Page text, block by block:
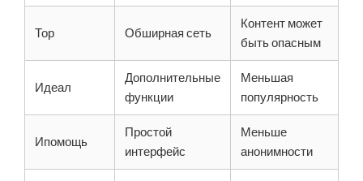
Тор Обширная сеть
Контент может
быть опасным
Идеал
Дополнительные
функции
Меньшая
популярность
Ипомощь
Простой
интерфейс
Меньше
анонимности